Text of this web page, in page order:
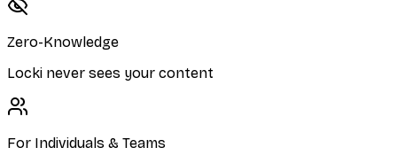
Zero-Knowledge
Locki never sees your content
For Individuals & Teams